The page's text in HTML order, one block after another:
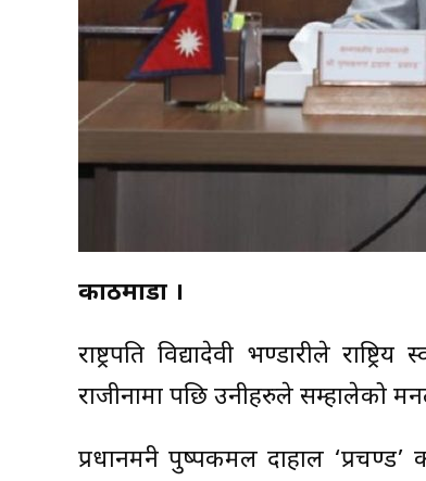
काठमाडौँ ।
राष्ट्रपति विद्यादेवी भण्डारीले
राजीनामा पछि उनीहरुले सम्हालेको
प्रधानमन्त्री पुष्पकमल दाहाल ‘प्रचण्ड’